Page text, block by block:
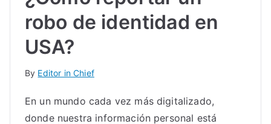
robo de identidad en
USA?
By Editor in Chief
En un mundo cada vez más digitalizado,
donde nuestra información personal está